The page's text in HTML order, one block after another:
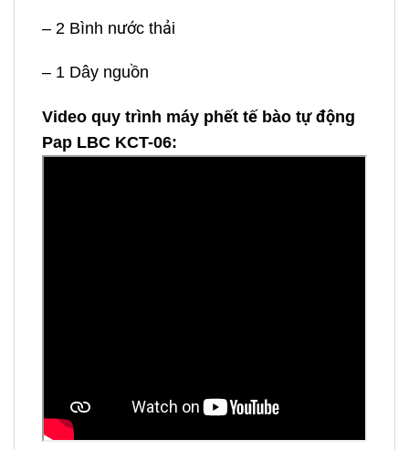
– 2 Bình nước thải
– 1 Dây nguồn
Video quy trình máy phết tế bào tự động
Pap LBC KCT-06: